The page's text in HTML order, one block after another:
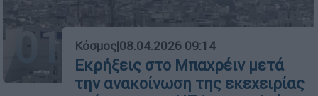
01 Κόσμος|08.04.2026 09:14
Εκρήξεις στο Μπαχρέιν μετά
την ανακοίνωση της εκεχειρίας